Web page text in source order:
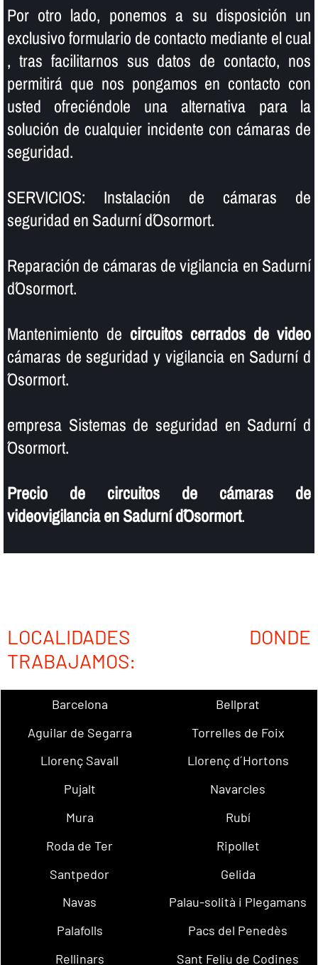
Por otro lado, ponemos a su disposición un
exclusivo formulario de contacto mediante el cual
, tras facilitarnos sus datos de contacto, nos
permitirá que nos pongamos en contacto con
usted ofreciéndole una alternativa para la
solución de cualquier incidente con cámaras de
seguridad.
SERVICIOS: Instalación de cámaras de
seguridad en Sadurní d´Osormort.
Reparación de cámaras de vigilancia en Sadurní
d´Osormort.
Mantenimiento de circuitos cerrados de video
cámaras de seguridad y vigilancia en Sadurní d
´Osormort.
empresa Sistemas de seguridad en Sadurní d
´Osormort.
Precio de circuitos de cámaras de
videovigilancia en Sadurní d´Osormort.
LOCALIDADES DONDE
TRABAJAMOS:
Barcelona
Bellprat
Aguilar de Segarra
Torrelles de Foix
Llorenç Savall
Llorenç d´Hortons
Pujalt
Navarcles
Mura
Rubí
Roda de Ter
Ripollet
Santpedor
Gelida
Navas
Palau-solità i Plegamans
Palafolls
Pacs del Penedès
Rellinars
Sant Feliu de Codines